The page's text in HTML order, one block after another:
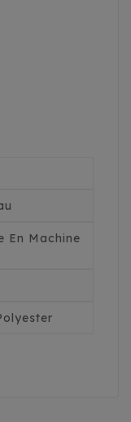
En Machine